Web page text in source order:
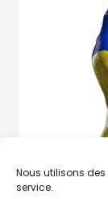
Nous utilisons
service.